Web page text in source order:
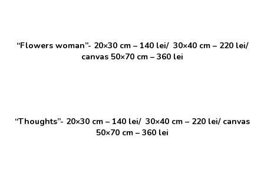
“Flowers woman”- 20×30 cm – 140 lei/ 30×40 cm – 220 lei/
canvas 50×70 cm – 360 lei
“Thoughts”- 20×30 cm – 140 lei/ 30×40 cm – 220 lei/ canvas
50×70 cm – 360 lei